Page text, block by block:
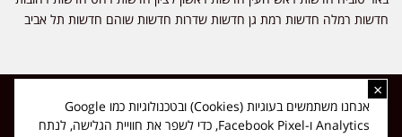
חדשות רמלה חדשות רמת גן חדשות שדרות חדשות שוהם חדשות תל אביב
כל הזכויות שמורות ל-ליזה ללוצאשווילי - חדשות אפס שמונה - דיווחים בזמן
אמת, נוסד בשנת 2019 | טל' לפרסומים 054-9759222 מייל מערכת
news08.net@gmail.com
×
אנחנו משתמשים בעוגיות (Cookies) ובטכנולוגיות כמו Google
Analytics ו-Facebook Pixel, כדי לשפר את חוויית הגלישה, לנתח